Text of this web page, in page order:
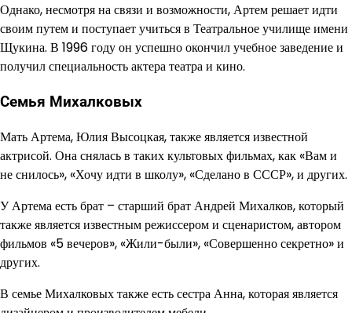
Однако, несмотря на связи и возможности, Артем решает идти
своим путем и поступает учиться в Театральное училище имени
Щукина. В 1996 году он успешно окончил учебное заведение и
получил специальность актера театра и кино.
Семья Михалковых
Мать Артема, Юлия Высоцкая, также является известной
актрисой. Она снялась в таких культовых фильмах, как «Вам и
не снилось», «Хочу идти в школу», «Сделано в СССР», и других.
У Артема есть брат – старший брат Андрей Михалков, который
также является известным режиссером и сценаристом, автором
фильмов «5 вечеров», «Жили-были», «Совершенно секретно» и
других.
В семье Михалковых также есть сестра Анна, которая является